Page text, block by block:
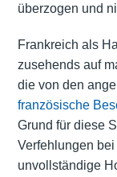
überzogen und
Frankreich als
zusehends auf
die von den
französische
Grund für diese
Verfehlungen
unvollständige